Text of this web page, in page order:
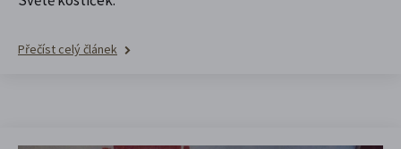
Přečíst celý článek